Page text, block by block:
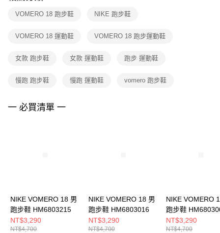
是否繳費成功／繳費後需取消欲退款等相關疑問，請聯繫「AFTEE先享後付
客戶支援中心」 https://netprotections.freshdesk.com/support/home
１．透過由恩沛科技股份有限公司提供之「AFTEE先享後付」服務完成之交
權轉讓予恩沛科技股份有限公司。
３．未成年的使用者請事先徵得法定代理人或監護人之同意方可使用
４．使用「AFTEE先享後付」時，將依據個別帳號之用戶狀況，依本公司即
VOMERO 18 跑步鞋 NIKE 跑步鞋
VOMERO 18 運動鞋 VOMERO 18 跑步運動鞋
女款 跑步鞋 女款 運動鞋 跑步 運動鞋
慢跑 跑步鞋 慢跑 運動鞋 vomero 跑步鞋
一 必買清單 一
NIKE VOMERO 18 男
跑步鞋 HM6803215
NT$3,290
NT$4,700
NIKE VOMERO 18 男
跑步鞋 HM6803016
NT$3,290
NT$4,700
NIKE VOMERO
跑步鞋
NT$3,290
NT$4,700